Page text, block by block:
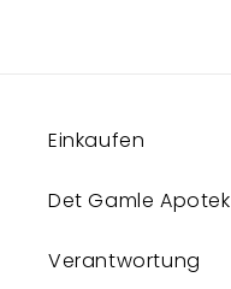
Einkaufen
Det Gamle Apotek
Verantwortung